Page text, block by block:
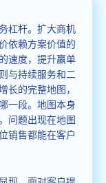
杠杆。扩大商机
依赖方案价值的
速度，提升赢单
与持续服务和二
长的完整地图，
一段。地图本身
问题出现在地图
销售都能在客户